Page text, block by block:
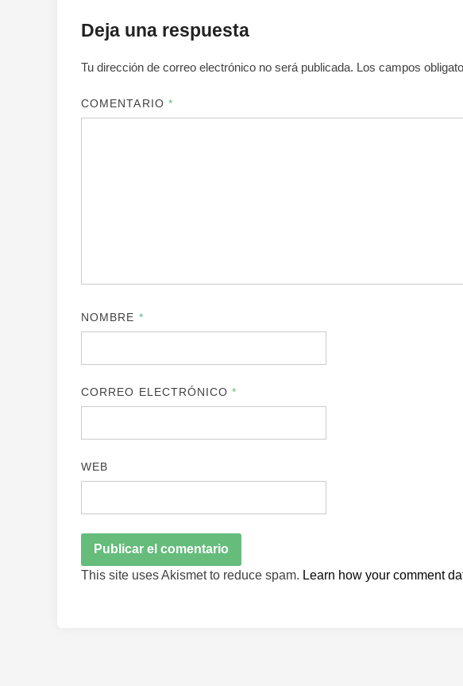
Deja una respuesta
Tu dirección de correo electrónico no será publicada. Los campos
COMENTARIO *
NOMBRE *
CORREO ELECTRÓNICO*
WEB
This site uses Akismet to reduce spam. Learn how your comment